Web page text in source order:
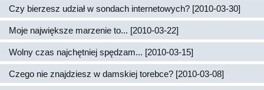
Czy bierzesz udział w sondach internetowych? [2010-03-30]
Moje największe marzenie to... [2010-03-22]
Wolny czas najchętniej spędzam... [2010-03-15]
Czego nie znajdziesz w damskiej torebce? [2010-03-08]